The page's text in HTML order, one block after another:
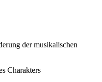
der musikalischen
Charakters